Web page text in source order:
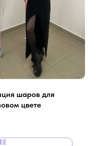
шаров для
цвете